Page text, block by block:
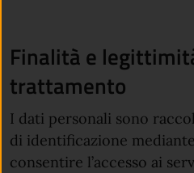
Finalità e
trattamento
I dati personali sono
di identificazione
consentire l’accesso ai